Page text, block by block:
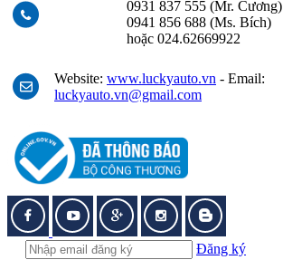
0931 837 555 (Mr. Cương)
0941 856 688 (Ms. Bích)
hoặc 024.62669922
Website: www.luckyauto.vn - Email:
luckyauto.vn@gmail.com
Đăng ký